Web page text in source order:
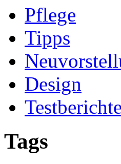
Pflege
Tipps
Design
Testberichte
Tags